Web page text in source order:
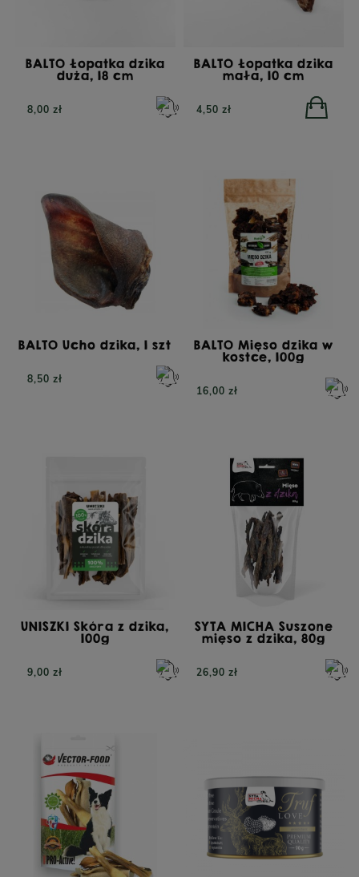
YORA Small Breed Mono
255,00 zł
YORA Light/Senior Mono
Insect Superfood, sucha
410,00 zł
PERRO Struś z cukinią
dla psów dorosłych 400g
PERRO Struś z cukinią
dla psów dorosłych 800g
BALTO Łopatka dzika
duża, 18 cm
8,00 zł
BALTO Łopatka dzika
mała, 10 cm
4,50 zł
BALTO Ucho dzika, 1 szt
8,50 zł
BALTO Mięso dzika w
kostce, 100g
16,00 zł
UNISZKI Skóra z dzika,
100g
9,00 zł
SYTA MICHA Suszone
mięso z dzika, 80g
26,90 zł